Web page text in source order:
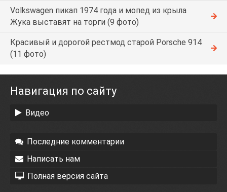
Volkswagen пикап 1974 года и мопед из крыла
Жука выставят на торги (9 фото)
Красивый и дорогой рестмод старой Porsche 914
(11 фото)
Навигация по сайту
Видео
Последние комментарии
Написать нам
Полная версия сайта